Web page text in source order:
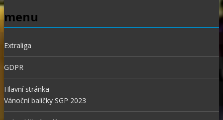
menu
Extraliga
GDPR
Hlavní stránka
Vánoční balíčky SGP 2023